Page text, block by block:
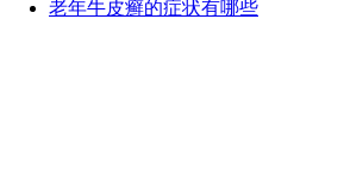
老年牛皮癣的症状有哪些